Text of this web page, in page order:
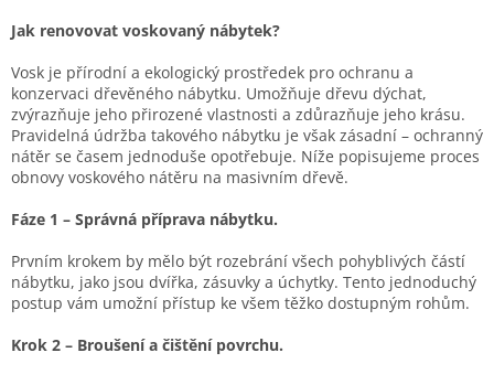
Jak renovovat voskovaný nábytek?
Vosk je přírodní a ekologický prostředek pro ochranu a
konzervaci dřevěného nábytku. Umožňuje dřevu dýchat,
zvýrazňuje jeho přirozené vlastnosti a zdůrazňuje jeho krásu.
Pravidelná údržba takového nábytku je však zásadní – ochranný
nátěr se časem jednoduše opotřebuje. Níže popisujeme proces
obnovy voskového nátěru na masivním dřevě.
Fáze 1 – Správná příprava nábytku.
Prvním krokem by mělo být rozebrání všech pohyblivých částí
nábytku, jako jsou dvířka, zásuvky a úchytky. Tento jednoduchý
postup vám umožní přístup ke všem těžko dostupným rohům.
Krok 2 – Broušení a čištění povrchu.